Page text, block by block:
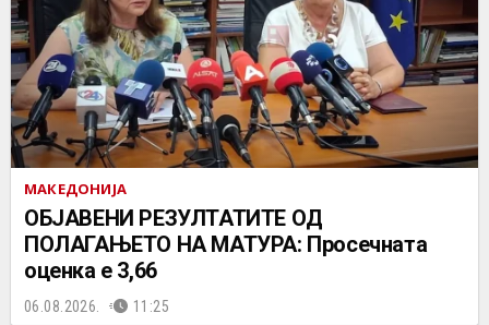
МАКЕДОНИЈА
ОБЈАВЕНИ РЕЗУЛТАТИТЕ ОД
ПОЛАГАЊЕТО НА МАТУРА: Просечната
оценка е 3,66
06.08.2026. 11:25